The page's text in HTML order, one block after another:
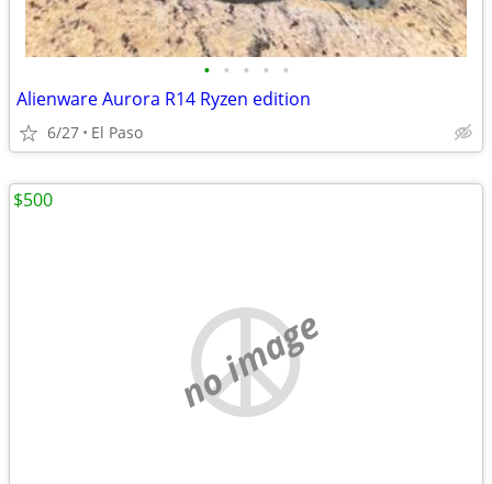
• • • • •
Alienware Aurora R14 Ryzen edition
6/27 El Paso
no image
$500